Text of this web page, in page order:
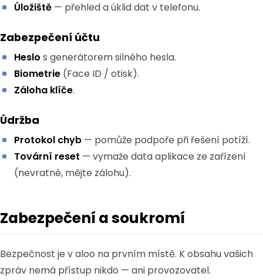
Úložiště — přehled a úklid dat v telefonu.
Zabezpečení účtu
Heslo s generátorem silného hesla.
Biometrie (Face ID / otisk).
Záloha klíče.
Údržba
Protokol chyb — pomůže podpoře při řešení potíží.
Tovární reset — vymaže data aplikace ze zařízení
(nevratné, mějte zálohu).
Zabezpečení a soukromí
Bezpečnost je v aloo na prvním místě. K obsahu vašich
zpráv nemá přístup nikdo — ani provozovatel.